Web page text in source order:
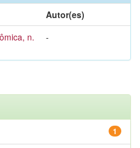
Autor(es)
n.
-
1